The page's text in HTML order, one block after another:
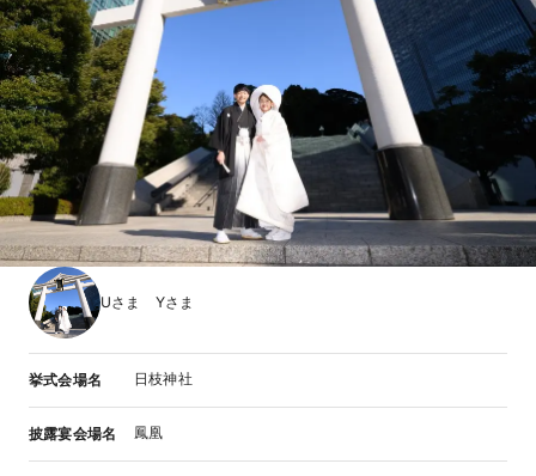
Uさま Yさま
挙式会場名 日枝神社
披露宴会場名 鳳凰